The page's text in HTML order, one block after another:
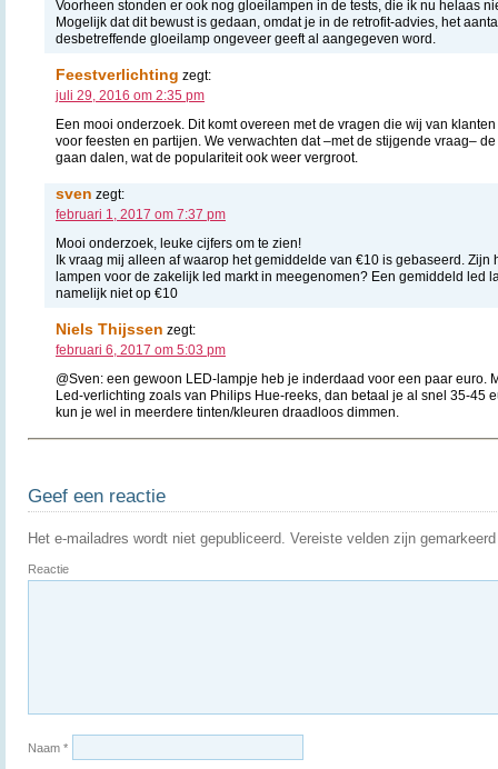
Voorheen stonden er ook nog gloeilampen in de tests, die ik nu helaas
Mogelijk dat dit bewust is gedaan, omdat je in de retrofit-advies, het
desbetreffende gloeilamp ongeveer geeft al aangegeven word.
Feestverlichting zegt:
juli 29, 2016 om 2:35 pm
Een mooi onderzoek. Dit komt overeen met de vragen die wij van
voor feesten en partijen. We verwachten dat –met de stijgende vraag–
gaan dalen, wat de populariteit ook weer vergroot.
sven zegt:
februari 1, 2017 om 7:37 pm
Mooi onderzoek, leuke cijfers om te zien!
Ik vraag mij alleen af waarop het gemiddelde van €10 is gebaseerd. Zijn
lampen voor de zakelijk led markt in meegenomen? Een gemiddeld led
namelijk niet op €10
Niels Thijssen zegt:
februari 6, 2017 om 5:03 pm
@Sven: een gewoon LED-lampje heb je inderdaad voor een paar euro.
Led-verlichting zoals van Philips Hue-reeks, dan betaal je al snel 35-45
kun je wel in meerdere tinten/kleuren draadloos dimmen.
Geef een reactie
Het e-mailadres wordt niet gepubliceerd. Vereiste velden zijn
Reactie
Naam *